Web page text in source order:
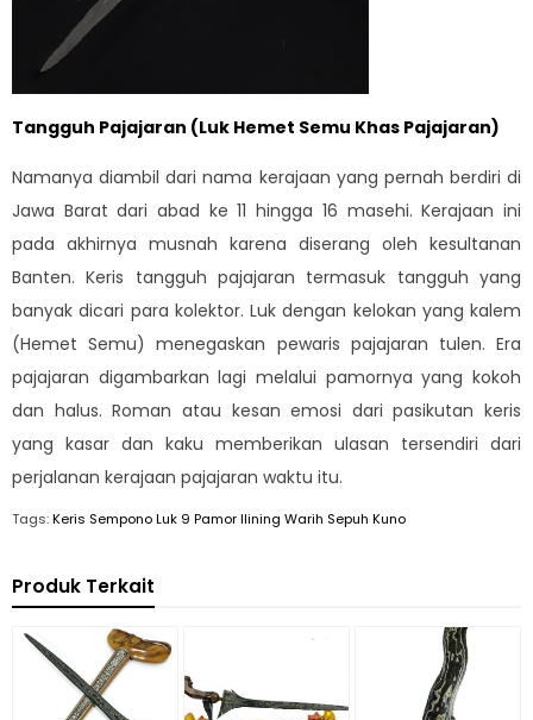
Tangguh Pajajaran (Luk Hemet Semu Khas Pajajaran)
Namanya diambil dari nama kerajaan yang pernah berdiri di
Jawa Barat dari abad ke 11 hingga 16 masehi. Kerajaan ini
pada akhirnya musnah karena diserang oleh kesultanan
Banten. Keris tangguh pajajaran termasuk tangguh yang
banyak dicari para kolektor. Luk dengan kelokan yang kalem
(Hemet Semu) menegaskan pewaris pajajaran tulen. Era
pajajaran digambarkan lagi melalui pamornya yang kokoh
dan halus. Roman atau kesan emosi dari pasikutan keris
yang kasar dan kaku memberikan ulasan tersendiri dari
perjalanan kerajaan pajajaran waktu itu.
Tags:Keris Sempono Luk 9 Pamor Ilining Warih Sepuh Kuno
Produk Terkait